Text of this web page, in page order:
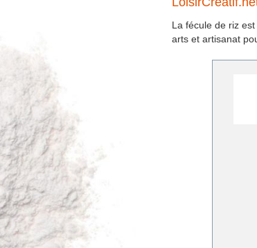
La fécule de riz
arts et artisanat